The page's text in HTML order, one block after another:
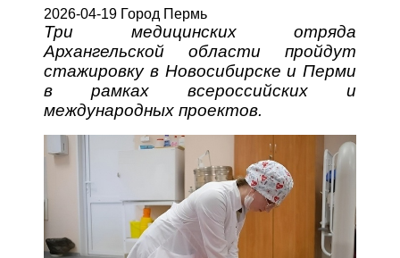
2026-04-19 Город Пермь
Три медицинских отряда
Архангельской области пройдут
стажировку в Новосибирске и Перми
в рамках всероссийских и
международных проектов.